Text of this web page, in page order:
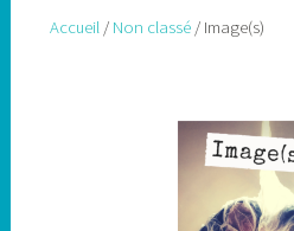
Accueil/ Non classé/ Image(s)